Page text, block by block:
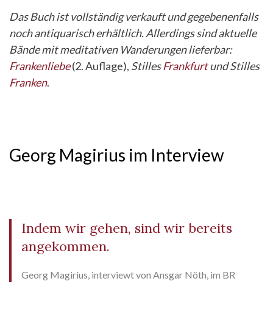
Das Buch ist vollständig verkauft und gegebenenfalls
noch antiquarisch erhältlich. Allerdings sind aktuelle
Bände mit meditativen Wanderungen lieferbar:
Frankenliebe(2. Auflage), StillesFrankfurtundStilles
Franken.
Georg Magirius im Interview
Indem wir gehen, sind wir bereits
angekommen.
Georg Magirius, interviewt von Ansgar Nöth, im BR